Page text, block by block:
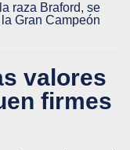
raza Braford, se
Gran Campeón
valores
firmes